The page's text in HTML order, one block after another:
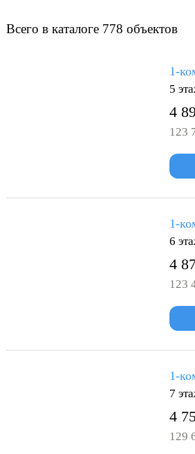
Всего в каталоге 778 объектов
1-
5
4
123
1-
6
4
123
1-
7
4
129